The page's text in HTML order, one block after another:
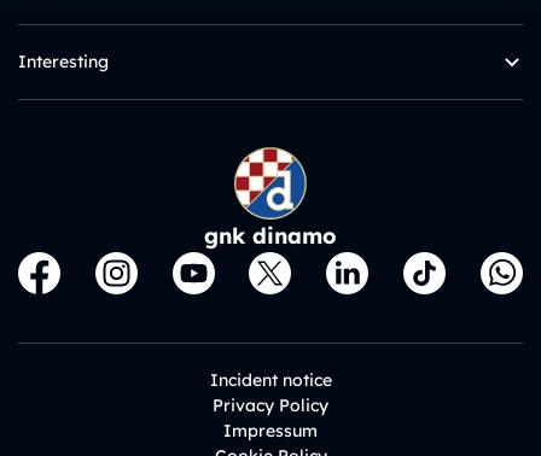
Interesting
gnk dinamo
Incident notice
Privacy Policy
Impressum